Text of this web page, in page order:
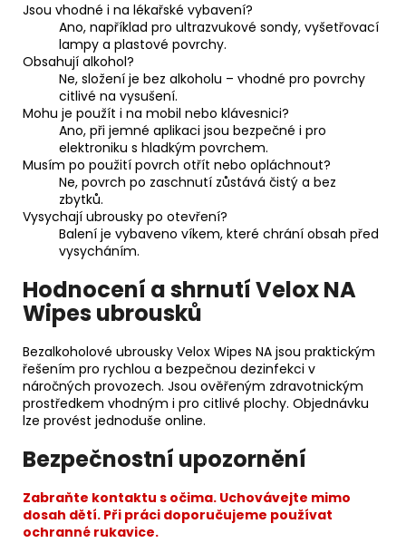
Jsou vhodné i na lékařské vybavení?
Ano, například pro ultrazvukové sondy, vyšetřovací
lampy a plastové povrchy.
Obsahují alkohol?
Ne, složení je bez alkoholu – vhodné pro povrchy
citlivé na vysušení.
Mohu je použít i na mobil nebo klávesnici?
Ano, při jemné aplikaci jsou bezpečné i pro
elektroniku s hladkým povrchem.
Musím po použití povrch otřít nebo opláchnout?
Ne, povrch po zaschnutí zůstává čistý a bez
zbytků.
Vysychají ubrousky po otevření?
Balení je vybaveno víkem, které chrání obsah před
vysycháním.
Hodnocení a shrnutí Velox NA
Wipes ubrousků
Bezalkoholové ubrousky Velox Wipes NA jsou praktickým
řešením pro rychlou a bezpečnou dezinfekci v
náročných provozech. Jsou ověřeným zdravotnickým
prostředkem vhodným i pro citlivé plochy. Objednávku
lze provést jednoduše online.
Bezpečnostní upozornění
Zabraňte kontaktu s očima. Uchovávejte mimo
dosah dětí. Při práci doporučujeme používat
ochranné rukavice.